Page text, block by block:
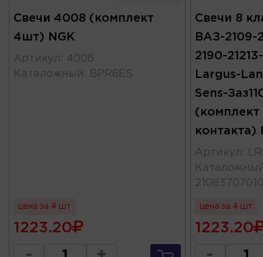
Свечи 4008 (комплект
4шт) NGK
Артикул : 4008
Каталожный : BPR6ES
цена за 4 шт
1223.20
Свечи 8
ВАЗ-2109-
2190-
Largus-
Sens-
контакта)
Артикул :
цена за 4 шт
1223.20